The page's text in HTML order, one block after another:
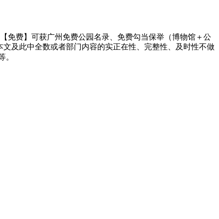
免费】可获广州免费公园名录、免费勾当保举（博物馆＋公
及此中全数或者部门内容的实正在性、完整性、及时性不做
。